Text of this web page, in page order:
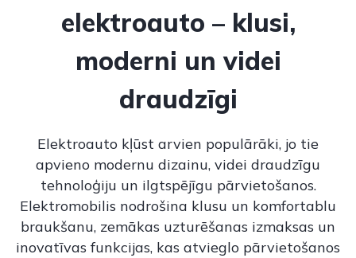
elektroauto – klusi,
moderni un videi
draudzīgi
Elektroauto kļūst arvien populārāki, jo tie
apvieno modernu dizainu, videi draudzīgu
tehnoloģiju un ilgtspējīgu pārvietošanos.
Elektromobilis nodrošina klusu un komfortablu
braukšanu, zemākas uzturēšanas izmaksas un
inovatīvas funkcijas, kas atvieglo pārvietošanos